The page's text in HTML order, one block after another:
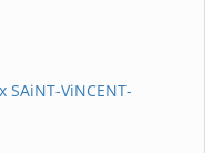
ViNCENT-